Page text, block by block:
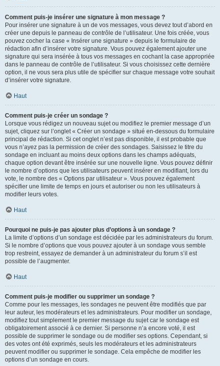
Comment puis-je insérer une signature à mon message ?
Pour insérer une signature à un de vos messages, vous devez tout d’abord en
créer une depuis le panneau de contrôle de l’utilisateur. Une fois créée, vous
pouvez cocher la case « Insérer une signature » depuis le formulaire de
rédaction afin d’insérer votre signature. Vous pouvez également ajouter une
signature qui sera insérée à tous vos messages en cochant la case appropriée
dans le panneau de contrôle de l’utilisateur. Si vous choisissez cette dernière
option, il ne vous sera plus utile de spécifier sur chaque message votre souhait
d’insérer votre signature.
Haut
Comment puis-je créer un sondage ?
Lorsque vous rédigez un nouveau sujet ou modifiez le premier message d’un
sujet, cliquez sur l’onglet « Créer un sondage » situé en-dessous du formulaire
principal de rédaction. Si cet onglet n’est pas disponible, il est probable que
vous n’ayez pas la permission de créer des sondages. Saisissez le titre du
sondage en incluant au moins deux options dans les champs adéquats,
chaque option devant être insérée sur une nouvelle ligne. Vous pouvez définir
le nombre d’options que les utilisateurs peuvent insérer en modifiant, lors du
vote, le nombre des « Options par utilisateur ». Vous pouvez également
spécifier une limite de temps en jours et autoriser ou non les utilisateurs à
modifier leurs votes.
Haut
Pourquoi ne puis-je pas ajouter plus d’options à un sondage ?
La limite d’options d’un sondage est décidée par les administrateurs du forum.
Si le nombre d’options que vous pouvez ajouter à un sondage vous semble
trop restreint, essayez de demander à un administrateur du forum s’il est
possible de l’augmenter.
Haut
Comment puis-je modifier ou supprimer un sondage ?
Comme pour les messages, les sondages ne peuvent être modifiés que par
leur auteur, les modérateurs et les administrateurs. Pour modifier un sondage,
modifiez tout simplement le premier message du sujet car le sondage est
obligatoirement associé à ce dernier. Si personne n’a encore voté, il est
possible de supprimer le sondage ou de modifier ses options. Cependant, si
des votes ont été exprimés, seuls les modérateurs et les administrateurs
peuvent modifier ou supprimer le sondage. Cela empêche de modifier les
options d’un sondage en cours.